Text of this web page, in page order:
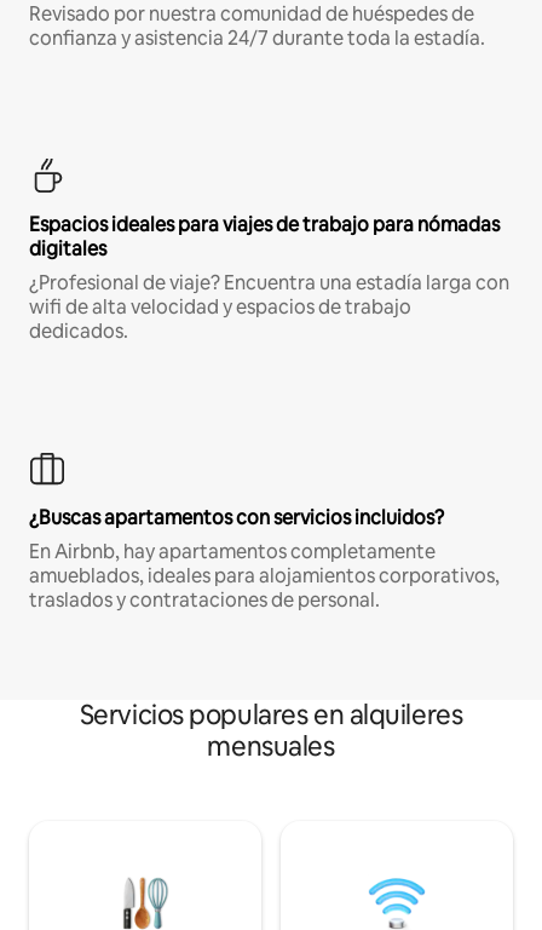
Revisado por nuestra comunidad de huéspedes de
confianza y asistencia 24/7 durante toda la estadía.
Espacios ideales para viajes de trabajo para nómadas
digitales
¿Profesional de viaje? Encuentra una estadía larga con
wifi de alta velocidad y espacios de trabajo
dedicados.
¿Buscas apartamentos con servicios incluidos?
En Airbnb, hay apartamentos completamente
amueblados, ideales para alojamientos corporativos,
traslados y contrataciones de personal.
Servicios populares en alquileres
mensuales